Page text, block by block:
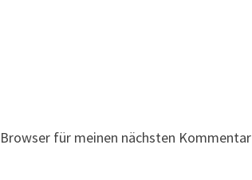
für meinen nächsten Kommentar